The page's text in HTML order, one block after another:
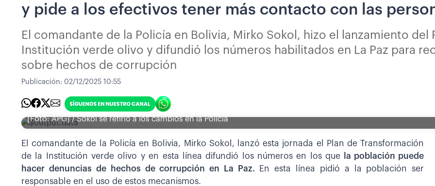
y pide a los efectivos tener más contacto con las
El comandante de la Policía en Bolivia, Mirko Sokol, hizo el lanzamiento del
Institución verde olivo y difundió los números habilitados en La Paz para
sobre hechos de corrupción
Publicación: 02/12/2025 10:55
[Foto: APG] / Sokol se refirió a los cambios en la Policía
El comandante de la Policía en Bolivia, Mirko Sokol, lanzó esta jornada el Plan de Transformación
de la Institución verde olivo y en esta línea difundió los números en los que la población puede
hacer denuncias de hechos de corrupción en La Paz.
En esta línea pidió a la población ser
responsable en el uso de estos mecanismos.